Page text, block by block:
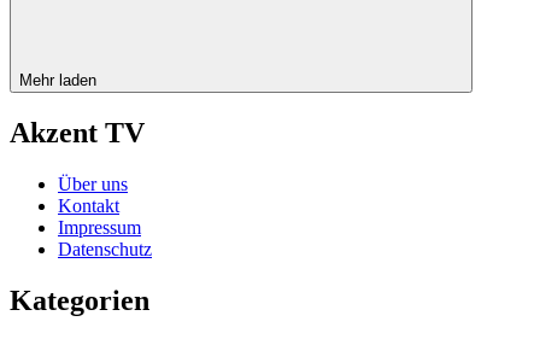
Mehr laden
Akzent TV
Über uns
Kontakt
Impressum
Datenschutz
Kategorien